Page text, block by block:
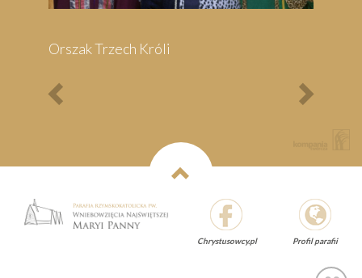
Previous
Chrystusowcy.pl Profil parafii